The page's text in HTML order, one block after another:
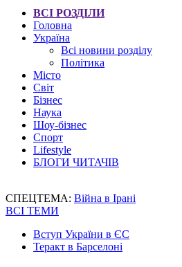
ВСІ РОЗДІЛИ
Головна
Україна
Всі новини розділу
Політика
Місто
Світ
Бізнес
Наука
Шоу-бізнес
Спорт
Lifestyle
БЛОГИ ЧИТАЧІВ
СПЕЦТЕМА: Війна в Ірані
ВСІ ТЕМИ
Вступ України в ЄС
Теракт в Барселоні